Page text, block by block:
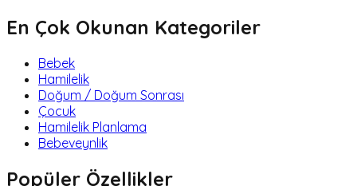
En Çok Okunan Kategoriler
Bebek
Hamilelik
Doğum / Doğum Sonrası
Çocuk
Hamilelik Planlama
Bebeveynlik
Popüler Özellikler